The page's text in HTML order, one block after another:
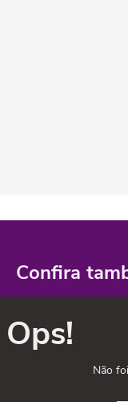
Confira
Ops!
Não